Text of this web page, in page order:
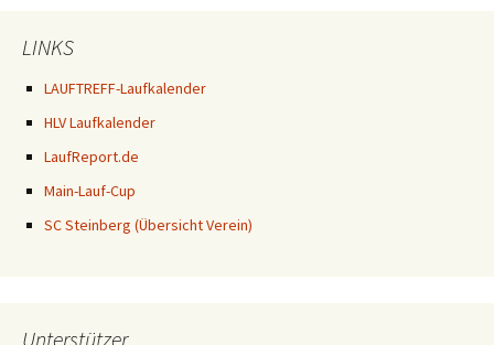
LINKS
LAUFTREFF-Laufkalender
HLV Laufkalender
LaufReport.de
Main-Lauf-Cup
SC Steinberg (Übersicht Verein)
Unterstützer